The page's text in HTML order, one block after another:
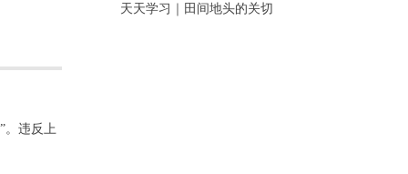
。违反上
天天学习｜田间地头的关切